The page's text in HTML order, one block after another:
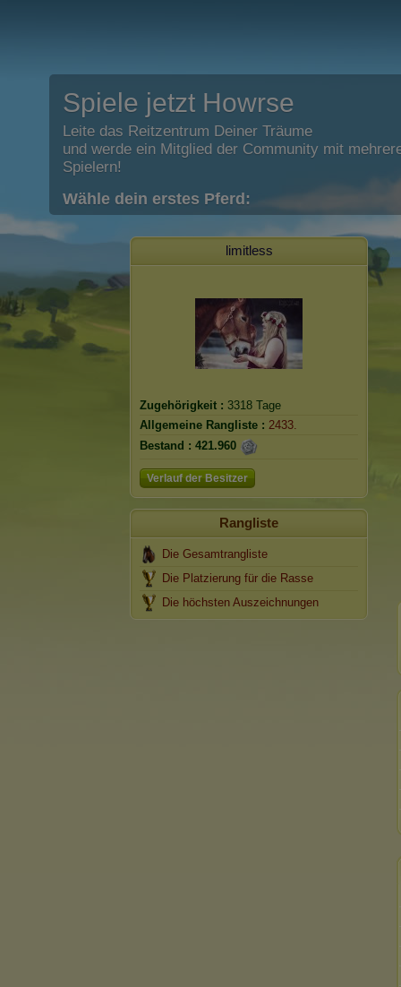
Spiele jetzt Howrse
Leite das Reitzentrum Deiner Träume
und werde ein Mitglied der Community mit
Spielern!
Wähle dein erstes Pferd:
limitless
Zugehörigkeit : 3318 Tage
Allgemeine Rangliste : 2433.
Bestand : 421.960
Verlauf der Besitzer
Rangliste
Die Gesamtrangliste
Die Platzierung für die Rasse
Die höchsten Auszeichnungen